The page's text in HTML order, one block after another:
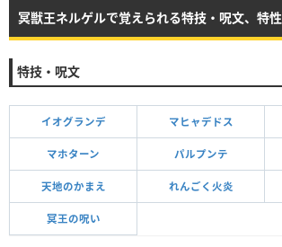
冥獣王ネルゲルで覚えられる特技・呪文、特性
特技・呪文
イオグランデ マヒャデドス
マホターン パルプンテ
天地のかまえ れんごく火炎
冥王の呪い